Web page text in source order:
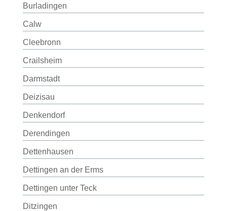
Burladingen
Calw
Cleebronn
Crailsheim
Darmstadt
Deizisau
Denkendorf
Derendingen
Dettenhausen
Dettingen an der Erms
Dettingen unter Teck
Ditzingen